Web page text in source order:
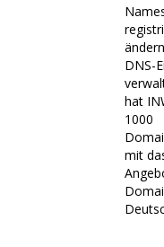
DNS-
hat
1000
mit